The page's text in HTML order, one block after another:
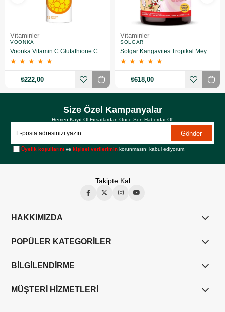
Vitaminler
VOONKA
Voonka Vitamin C Glutathione Complex Efervesan 15 Tablet
★ ★ ★ ★ ★
₺222,00
Vitaminler
SOLGAR
Solgar Kangavites Tropikal Meyve Aromalı 60 Tablet
★ ★ ★ ★ ★
₺618,00
Size Özel Kampanyalar
Hemen Kayıt Ol Fırsatlardan Önce Sen Haberdar Ol!
Gönder
Üyelik koşullarını vekişisel verilerimin korunmasını kabul ediyorum.
Takipte Kal
HAKKIMIZDA
POPÜLER KATEGORİLER
BİLGİLENDİRME
MÜŞTERİ HİZMETLERİ